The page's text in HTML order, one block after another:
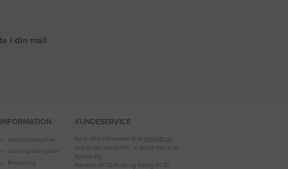
i din mail
INFORMATION
Handelsbetingelser
Leveringsbetingelser
Returnering
KUNDESERVICE
Du er altid velkommen til at kontakte os,
hvis du har spørgsmål - vi sidder klar til at
hjælpe dig.
Man-tors: 07.30-16.00 og fredag 07.30-